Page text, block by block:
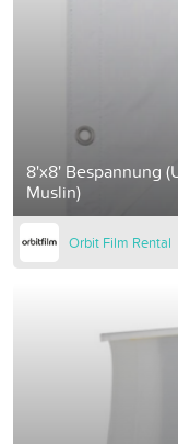
8'x8' Bespannung
Muslin)
Orbit Film Rental